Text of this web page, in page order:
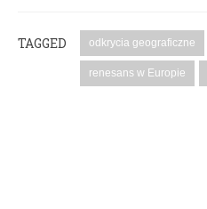
TAGGED odkrycia geograficzne
renesans w Europie